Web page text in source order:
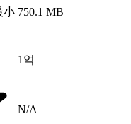
小 750.1 MB
1억
N/A